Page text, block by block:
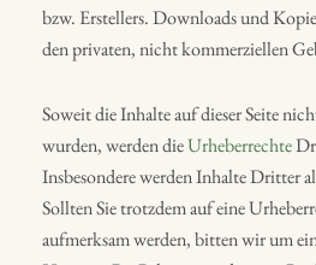
bzw. Erstellers. Downloads und
den privaten, nicht kommerziellen
Soweit die Inhalte auf dieser Seite
wurden, werden dieUrheberrechte
Insbesondere werden Inhalte Dritter
Sollten Sie trotzdem auf eine
aufmerksam werden, bitten wir um